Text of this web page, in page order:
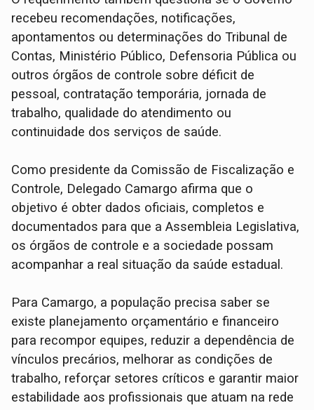
recebeu recomendações, notificações,
apontamentos ou determinações do Tribunal de
Contas, Ministério Público, Defensoria Pública ou
outros órgãos de controle sobre déficit de
pessoal, contratação temporária, jornada de
trabalho, qualidade do atendimento ou
continuidade dos serviços de saúde.
Como presidente da Comissão de Fiscalização e
Controle, Delegado Camargo afirma que o
objetivo é obter dados oficiais, completos e
documentados para que a Assembleia Legislativa,
os órgãos de controle e a sociedade possam
acompanhar a real situação da saúde estadual.
Para Camargo, a população precisa saber se
existe planejamento orçamentário e financeiro
para recompor equipes, reduzir a dependência de
vínculos precários, melhorar as condições de
trabalho, reforçar setores críticos e garantir maior
estabilidade aos profissionais que atuam na rede